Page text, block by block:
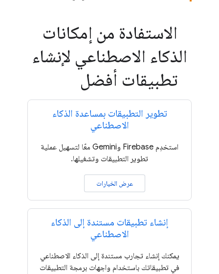
الاستفادة من إمكانات
الذكاء الاصطناعي لإنشاء
تطبيقات أفضل
تطوير التطبيقات بمساعدة الذكاء
الاصطناعي
استخدِم Firebase وGemini معًا لتسهيل عملية
تطوير التطبيقات وتشغيلها.
عرض الخيارات
إنشاء تطبيقات مستندة إلى الذكاء
الاصطناعي
يمكنك إنشاء تجارب مستندة إلى الذكاء الاصطناعي
في تطبيقاتك باستخدام واجهات برمجة التطبيقات